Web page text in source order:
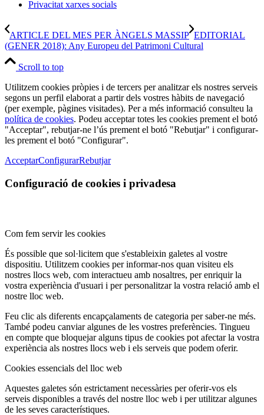
Privacitat xarxes socials
ARTICLE DEL MES PER ÀNGELS MASSIP EDITORIAL
(GENER 2018): Any Europeu del Patrimoni Cultural
Scroll to top
Utilitzem cookies pròpies i de tercers per analitzar els nostres serveis
segons un perfil elaborat a partir dels vostres hàbits de navegació
(per exemple, pàgines visitades). Per a més informació consulteu la
política de cookies. Podeu acceptar totes les cookies prement el botó
"Acceptar", rebutjar-ne l’ús prement el botó "Rebutjar" i configurar-
les prement el botó "Configurar".
AcceptarConfigurarRebutjar
Configuració de cookies i privadesa
Com fem servir les cookies
És possible que sol·licitem que s'estableixin galetes al vostre
dispositiu. Utilitzem cookies per informar-nos quan visiteu els
nostres llocs web, com interactueu amb nosaltres, per enriquir la
vostra experiència d'usuari i per personalitzar la vostra relació amb el
nostre lloc web.
Feu clic als diferents encapçalaments de categoria per saber-ne més.
També podeu canviar algunes de les vostres preferències. Tingueu
en compte que bloquejar alguns tipus de cookies pot afectar la vostra
experiència als nostres llocs web i els serveis que podem oferir.
Cookies essencials del lloc web
Aquestes galetes són estrictament necessàries per oferir-vos els
serveis disponibles a través del nostre lloc web i per utilitzar algunes
de les seves característiques.